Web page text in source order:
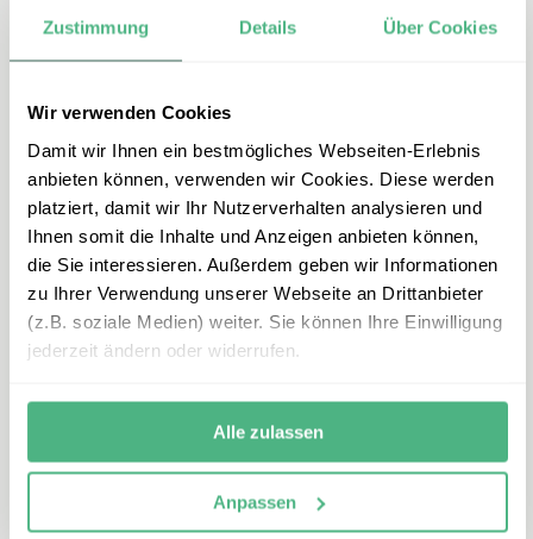
Zustimmung Details Über Cookies
Wir verwenden Cookies
Damit wir Ihnen ein bestmögliches Webseiten-Erlebnis
anbieten können, verwenden wir Cookies. Diese werden
platziert, damit wir Ihr Nutzerverhalten analysieren und
Ihnen somit die Inhalte und Anzeigen anbieten können,
die Sie interessieren. Außerdem geben wir Informationen
zu Ihrer Verwendung unserer Webseite an Drittanbieter
(z.B. soziale Medien) weiter. Sie können Ihre Einwilligung
jederzeit ändern oder widerrufen.
Alle zulassen
Anpassen
E-Mail
madagaskar@erlebe.de
Montag – Freitag:
und nach individueller
Terminvereinbarung